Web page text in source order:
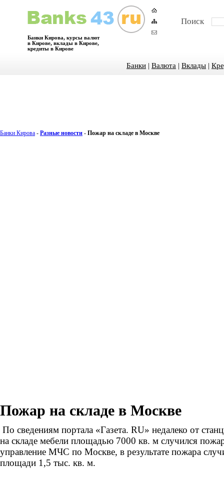
Банки Кирова, курсы валют
в Кирове, вклады в Кирове,
кредиты в Кирове
Поиск
Банки | Валюта | Вклады |
Банки Кирова - Разные новости - Пожар на складе в Москве
Пожар на складе в Москве
По сведениям портала «Газета. RU» недалеко от
на складе мебели площадью 7000 кв. м случился
управление МЧС по Москве, в результате пожара
площади 1,5 тыс. кв. м.